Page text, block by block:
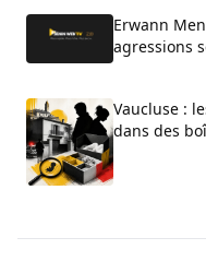
Erwann
agressions
Vaucluse :
dans des